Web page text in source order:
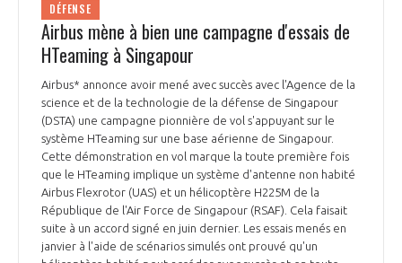
DÉFENSE
Airbus mène à bien une campagne d'essais de
HTeaming à Singapour
Airbus* annonce avoir mené avec succès avec l'Agence de la
science et de la technologie de la défense de Singapour
(DSTA) une campagne pionnière de vol s'appuyant sur le
système HTeaming sur une base aérienne de Singapour.
Cette démonstration en vol marque la toute première fois
que le HTeaming implique un système d'antenne non habité
Airbus Flexrotor (UAS) et un hélicoptère H225M de la
République de l'Air Force de Singapour (RSAF). Cela faisait
suite à un accord signé en juin dernier. Les essais menés en
janvier à l'aide de scénarios simulés ont prouvé qu'un